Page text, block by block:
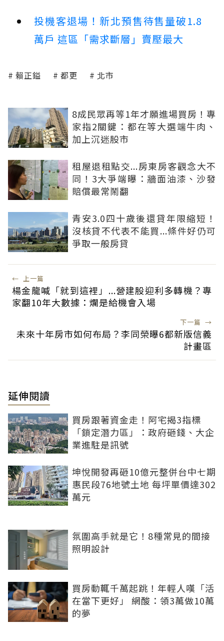
投機客退場！新北預售待售量破1.8
萬戶 這區「需求斷層」賣壓最大
賴正鎰 都更 北市
8成民眾再等1年才願進場買房！專
家指2關鍵：都在等大選端牛肉、
加上沉迷股市
租屋退租點交...房東房客觀念大不
同！3大爭端曝：牆面油漆、沙發
賠償最常鬧翻
青安3.0四十歲後還貸年限縮短！
沒核貸不代表不能買...條件好仍可
爭取一般房貸
← 上一篇
楊金龍喊「就到這裡」...營建股迎利多轉機？專
家翻10年大數據：爛是給機會入場
下一篇 →
未來十年房市如何布局？李同榮曝6都新版信義
計畫區
延伸閱讀
買房跟著資金走！阿宅揭3指標
「鎖定潛力區」：政府砸錢、大企
業進駐是訊號
坤悅開發再砸10億元整併台中七期
惠民段76地號土地 每坪單價達302
萬元
氛圍高手就是它！8種常見的間接
照明設計
買房動輒千萬起跳！年輕人嘆「活
在當下更好」 網酸：領3萬做10萬
的夢